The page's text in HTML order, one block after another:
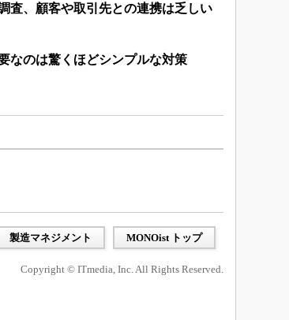
査、顧客や取引先との連携は乏しい
なのは驚くほどシンプルな対策
製造マネジメント MONOist トップ
Copyright © ITmedia, Inc. All Rights Reserved.